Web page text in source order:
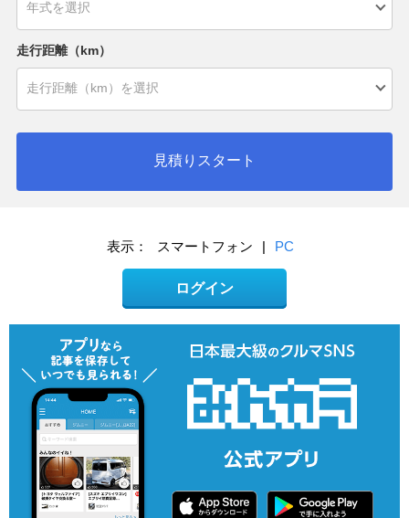
走行距離（km）
見積りスタート
表示： スマートフォン | PC
ログイン